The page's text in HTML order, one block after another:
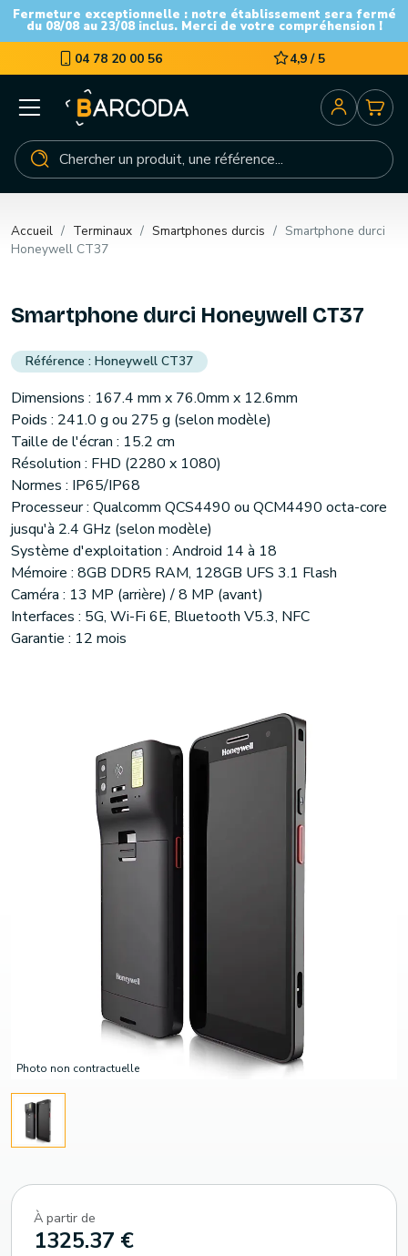
Fermeture exceptionnelle : notre établissement sera fermé
du 08/08 au 23/08 inclus. Merci de votre compréhension !
04 78 20 00 56 4,9 / 5
Accueil Terminaux Smartphones durcis
Smartphone durci
Honeywell CT37
Photo non contractuelle
Smartphone durci Honeywell CT37
Honeywell CT37
Dimensions : 167.4 mm x 76.0mm x 12.6mm
Poids : 241.0 g ou 275 g (selon modèle)
Taille de l'écran : 15.2 cm
Résolution : FHD (2280 x 1080)
Normes : IP65/IP68
Processeur : Qualcomm QCS4490 ou QCM4490 octa-core
jusqu'à 2.4 GHz (selon modèle)
Système d'exploitation : Android 14 à 18
Mémoire : 8GB DDR5 RAM, 128GB UFS 3.1 Flash
Caméra : 13 MP (arrière) / 8 MP (avant)
Interfaces : 5G, Wi-Fi 6E, Bluetooth V5.3, NFC
Garantie : 12 mois
À partir de
1325.37 €